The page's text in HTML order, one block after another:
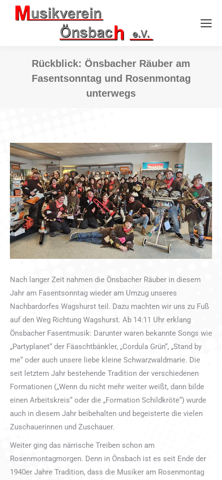
Rückblick: Önsbacher Räuber am
Fasentsonntag und Rosenmontag
unterwegs
Nach langer Zeit nahmen die Önsbacher Räuber in diesem
Jahr am Fasentsonntag wieder am Umzug unseres
Nachbardorfes Wagshurst teil. Dazu machten wir uns zu Fuß
auf den Weg Richtung Wagshurst. Ab 14:11 Uhr erklang
Önsbacher Fasentmusik: Darunter waren bekannte Songs wie
„Partyplanet“ der Fäaschtbänkler, „Cordula Grün“, „Stand by
me“ oder auch unsere liebe kleine Schwarzwaldmarie. Die
seit letztem Jahr bestehende Tradition der verschiedenen
Formationen („Wenn du nicht mehr weiter weißt, dann bilde
einen Arbeitskreis“ oder die „Formation Schildkröte“) wurde
auch in diesem Jahr beibehalten und begeisterte die vielen
Zuschauerinnen und Zuschauer.
Weiter ging das närrische Treiben schon am
Rosenmontagmorgen. Denn in Önsbach ist es seit Ende der
1940er Jahre Tradition, dass die Musiker am Rosenmontag